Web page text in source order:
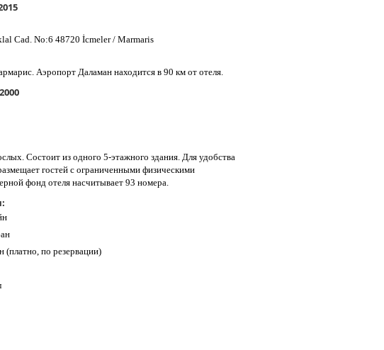
Cad. No:6 48720 İcmeler / Marmaris
Аэропорт Даламан находится в 90 км от отеля.
2000
Состоит из одного 5-этажного здания. Для удобства
гостей с ограниченными физическими
фонд отеля насчитывает 93 номера.
(платно, по резервации)